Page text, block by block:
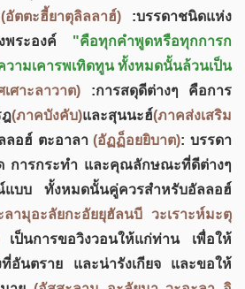
(อัตตะฮี้ยาตุลิลลาฮ์):บรรดาชนิดแห่ง
พระองค์ "คือทุกคำพูดหรือทุกการก
วามเคารพเทิดทูน ทั้งหมดนั้นล้วนเป็น
เศาะลาวาต) :การสดุดีต่างๆ คือการ
ฎ(ภาคบังคับ)และสุนนะฮ์(ภาคส่งเสริม
ลอฮ์ ตะอาลา(อัฏฏ็อยยิบาต): บรรดา
การกระทำ และคุณลักษณะที่ดีต่างๆ
แบบ ทั้งหมดนั้นคู่ควรสำหรับอัลลอฮ์
ลามุอะลัยกะอัยยุฮัลนบี วะเราะห์มะตุ
ป็นการขอวิงวอนให้แก่ท่าน เพื่อให้
อันตราย และน่ารังเกียจ และขอให้